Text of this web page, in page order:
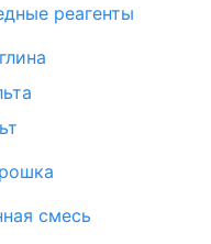
реагенты
смесь